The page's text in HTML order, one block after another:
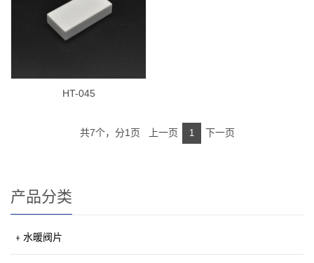
HT-045
共7个，分1页 上一页 1 下一页
产品分类
水暖阀片